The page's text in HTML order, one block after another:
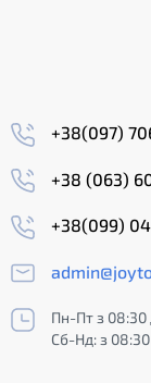
+38(097)
+38 (063)
+38(099)
Пн-Пт з 08:30
Сб-Нд: з